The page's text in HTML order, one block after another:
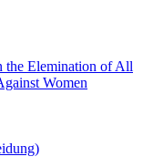
Elemination of All
Women